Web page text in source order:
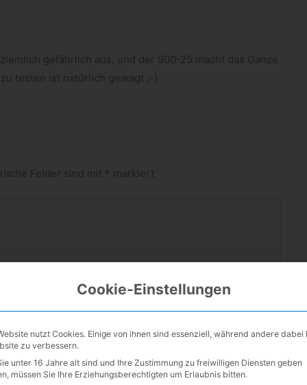
gefähr­lich aus, und der 900-​25 macht das Ganze
tes­ten ist natür­lich gewagt ;-)
Felder sind mit * markiert
Cookie-Einstellungen
nutzt Cookies. Einige von ihnen sind essenziell, während andere dabei
zu verbessern.
unter 16 Jahre alt sind und Ihre Zustimmung zu freiwilligen Diensten geben
müssen Sie Ihre Erziehungsberechtigten um Erlaubnis bitten.